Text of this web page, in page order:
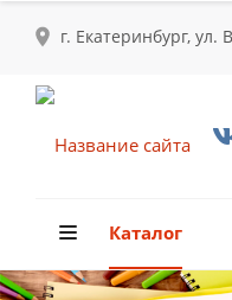
г. Екатеринбург,
Каталог